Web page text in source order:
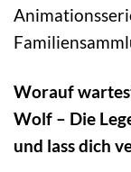
Worauf
Wolf – Die
und lass dich